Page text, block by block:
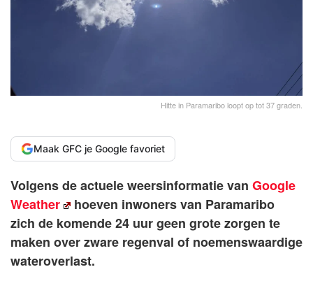
Hitte in Paramaribo loopt op tot 37 graden.
Maak GFC je Google favoriet
Volgens de actuele weersinformatie van Google
Weather
hoeven inwoners van Paramaribo
zich de komende 24 uur geen grote zorgen te
maken over zware regenval of noemenswaardige
wateroverlast.